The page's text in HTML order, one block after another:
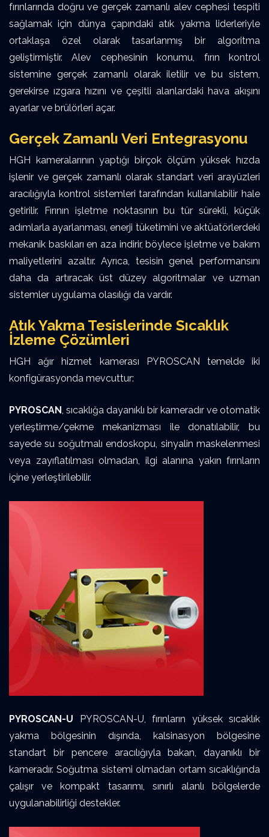
fırınlarında doğru ve gerçek zamanlı alev cephesi tespiti
sağlamak için dünya çapındaki atık yakma liderleriyle
ortaklaşa özel olarak tasarlanmış bir algoritma
geliştirmiştir. Alev cephesinin konumu, fırın kontrol
sistemine gerçek zamanlı olarak iletilir ve bu sistem,
gerekirse ızgara hızını ve çeşitli alanlardaki hava akışını
ayarlar ve brülörleri açar.
Gerçek Zamanlı Veri Entegrasyonu
HGH kameralarının yaptığı birçok ölçüm yüksek hızda
işlenir ve gerçek zamanlı olarak standart veri arayüzleri
aracılığıyla kontrol sistemleri tarafından kullanılabilir hale
getirilir. Fırının işletme noktasının bu tür sürekli, küçük
adımlarla ayarlanması, enerji tüketimini ve aktüatörlerdeki
mekanik baskıları en aza indirir, böylece işletme ve bakım
maliyetlerini azaltır. Ayrıca, tesisin genel performansını
daha da artıracak üst düzey algoritmalar ve uzman
sistemler uygulama olasılığı da vardır.
Atık Yakma Tesislerinde Sıcaklık
İzleme Çözümleri
HGH ağır hizmet kamerası PYROSCAN temelde iki
konfigürasyonda mevcuttur:
PYROSCAN, sıcaklığa dayanıklı bir kameradır ve otomatik
yerleştirme/çekme mekanizması ile donatılabilir, bu
sayede su soğutmalı endoskopu, sinyalin maskelenmesi
veya zayıflatılması olmadan, ilgi alanına yakın fırınların
içine yerleştirilebilir.
PYROSCAN-U PYROSCAN-U, fırınların yüksek sıcaklık
yakma bölgesinin dışında, kalsinasyon bölgesine
standart bir pencere aracılığıyla bakan, dayanıklı bir
kameradır. Soğutma sistemi olmadan ortam sıcaklığında
çalışır ve kompakt tasarımı, sınırlı alanlı bölgelerde
uygulanabilirliği destekler.